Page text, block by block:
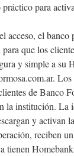
para
acceso, el
que los
y simple a su
Los
de Banco
la institución. La
y activan
reciben
tienen